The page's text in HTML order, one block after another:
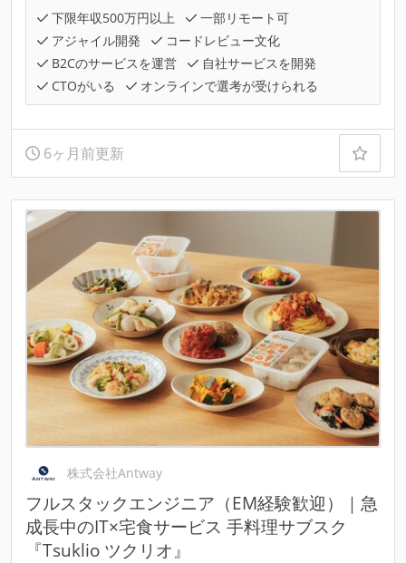
下限年収500万円以上
一部リモート可
アジャイル開発
コードレビュー文化
B2Cのサービスを運営
自社サービスを開発
CTOがいる
オンラインで選考が受けられる
6ヶ月前更新
株式会社Antway
フルスタックエンジニア（EM経験歓迎）｜急
成長中のIT×宅食サービス 手料理サブスク
『Tsuklio ツクリオ』